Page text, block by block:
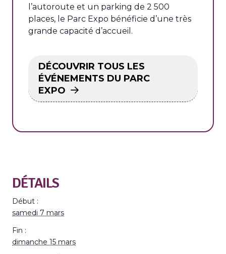
l’autoroute et un parking de 2 500
places, le Parc Expo bénéficie d’une très
grande capacité d’accueil.
DÉCOUVRIR TOUS LES
ÉVÉNEMENTS DU PARC
EXPO
DÉTAILS
Début :
samedi 7 mars
Fin :
dimanche 15 mars